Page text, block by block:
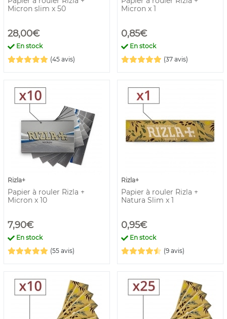
Micron slim x 50
28,00€
En stock
(45 avis)
Micron x 1
0,85€
En stock
(37 avis)
Rizla+
Papier à rouler Rizla +
Micron x 10
7,90€
En stock
(55 avis)
Rizla+
Papier à rouler Rizla +
Natura Slim x 1
0,95€
En stock
(9 avis)